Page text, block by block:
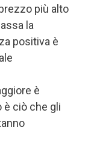
più alto
la
positiva è
è
è ciò che gli